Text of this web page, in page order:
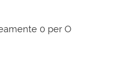
0 per O